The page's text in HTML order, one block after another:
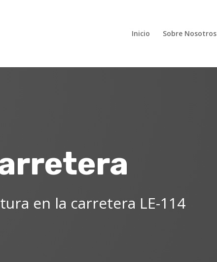
Inicio Sobre Nosotros
en la carretera LE-114